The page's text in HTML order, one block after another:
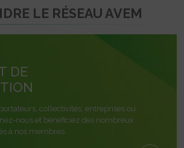
LE RÉSEAU AVEM
DE
collectivités, entreprises ou
nous et bénéficiez des nombreux
à nos membres.